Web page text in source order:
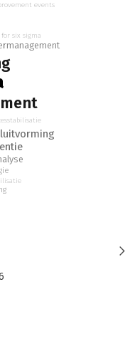
John Morgan en Martin
Consulting, Europees
oplossingen. John
-ontwikkeling en Martin
en
coaches en trainers.
six sigma
events